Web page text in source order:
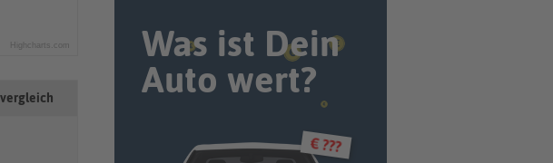
Highcharts.com
Was ist Dein
Auto wert?
€ ???